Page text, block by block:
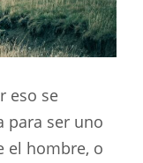
eso se
para ser uno
el hombre, o